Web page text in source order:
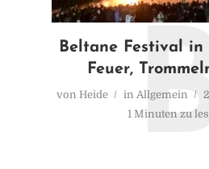
Beltane Festival in
Feuer,
von Heide in Allgemein
1 Minuten zu